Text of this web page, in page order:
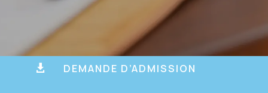
 DEMANDE D’ADMISSION